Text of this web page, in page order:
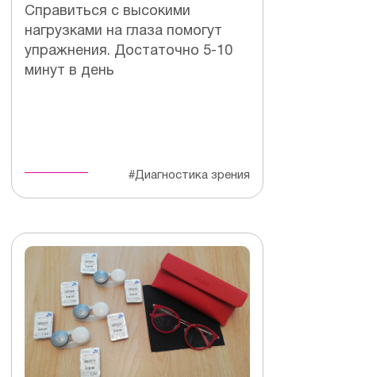
Справиться с высокими
нагрузками на глаза помогут
упражнения. Достаточно 5-10
минут в день
#Диагностика зрения